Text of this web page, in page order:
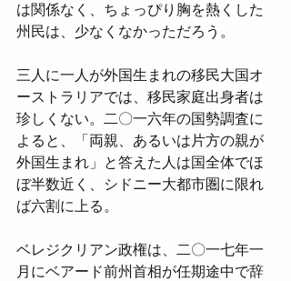
は関係なく、ちょっぴり胸を熱くした
州民は、少なくなかっただろう。
三人に一人が外国生まれの移民大国オ
ーストラリアでは、移民家庭出身者は
珍しくない。二〇一六年の国勢調査に
よると、「両親、あるいは片方の親が
外国生まれ」と答えた人は国全体でほ
ぼ半数近く、シドニー大都市圏に限れ
ば六割に上る。
ベレジクリアン政権は、二〇一七年一
月にベアード前州首相が任期途中で辞